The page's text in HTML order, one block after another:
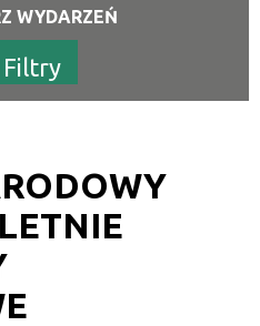
WYDARZEŃ
Filtry